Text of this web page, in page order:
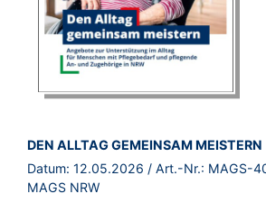
BROSCHÜRE:
DEN ALLTAG GEMEINSAM MEISTERN
Datum: 12.05.2026 / Art.-Nr.: MAGS-
MAGS NRW